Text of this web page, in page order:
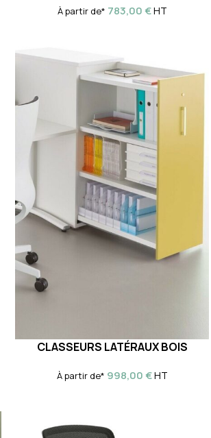
À partir de* 783,00€HT
CLASSEURS LATÉRAUX BOIS
À partir de* 998,00€HT